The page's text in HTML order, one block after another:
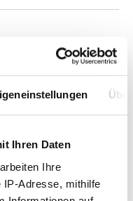
Ihren Daten
Ihre
IP-Adresse, mithilfe
Kessler, Roland;
Boller, Eberhard